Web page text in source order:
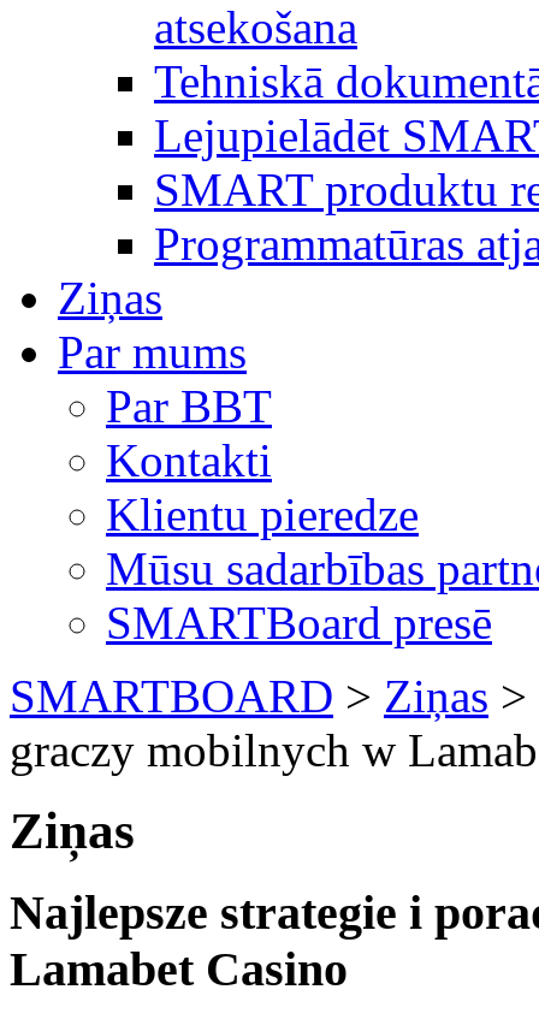
atsekošana
Tehniskā
Lejupielādēt
SMART produktu
Programmatūras
Ziņas
Par mums
Par BBT
Kontakti
Klientu pieredze
Mūsu sadarbības
SMARTBoard presē
SMARTBOARD > Ziņas >
graczy mobilnych w
Ziņas
Najlepsze strategie i
Lamabet Casino